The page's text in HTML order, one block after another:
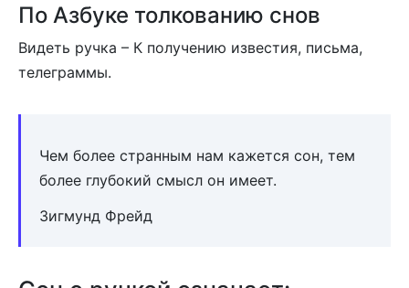
По Азбуке толкованию снов
Видеть ручка – К получению известия, письма,
телеграммы.
Чем более странным нам кажется сон, тем
более глубокий смысл он имеет.
Зигмунд Фрейд